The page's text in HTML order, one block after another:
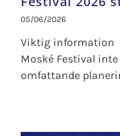
05/06/2026
Viktig information
Moské Festival
omfattande